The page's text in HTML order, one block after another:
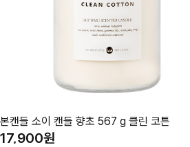
본캔들 소이 캔들 향초 567 g 클린 코튼
17,900